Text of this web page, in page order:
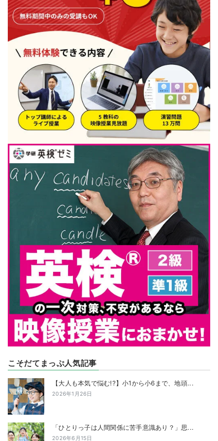
こそだてまっぷ人気記事
【大人も本気で悩む!?】小1から小6まで、地頭...
2026年1月26日
「ひとりっ子は人間関係に苦手意識あり？」思...
2026年6月15日